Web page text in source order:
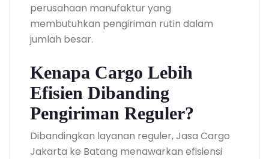
perusahaan manufaktur yang
membutuhkan pengiriman rutin dalam
jumlah besar.
Kenapa Cargo Lebih
Efisien Dibanding
Pengiriman Reguler?
Dibandingkan layanan reguler, Jasa Cargo
Jakarta ke Batang menawarkan efisiensi